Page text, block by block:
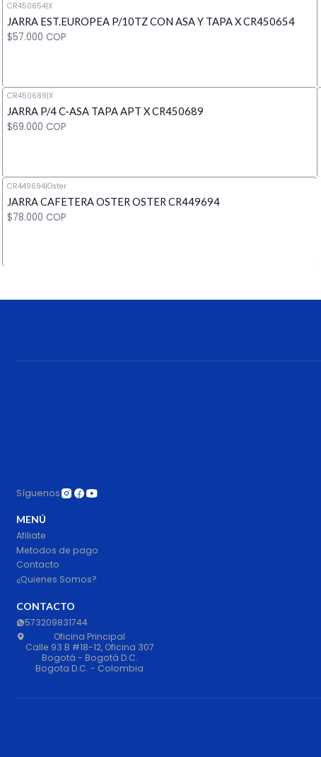
Cantidad
CR450654|X
JARRA EST.EUROPEA P/10TZ CON ASA Y TAPA X CR450654
$57.000 COP
Cantidad
CR450689|X
JARRA P/4 C-ASA TAPA APT X CR450689
$69.000 COP
Cantidad
CR449694|Oster
JARRA CAFETERA OSTER OSTER CR449694
$78.000 COP
Cantidad
Síguenos
MENÚ
Afiliate
Metodos de pago
Contacto
¿Quienes Somos?
CONTACTO
573209831744
Oficina Principal
Calle 93 B #18-12, Oficina 307
Bogotá - Bogotá D.C.
Bogota D.C. - Colombia